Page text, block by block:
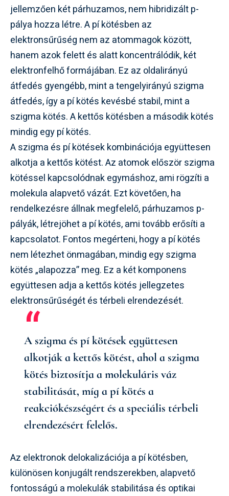
jellemzően két párhuzamos, nem hibridizált p-
pálya hozza létre. A pí kötésben az
elektronsűrűség nem az atommagok között,
hanem azok felett és alatt koncentrálódik, két
elektronfelhő formájában. Ez az oldalirányú
átfedés gyengébb, mint a tengelyirányú szigma
átfedés, így a pí kötés kevésbé stabil, mint a
szigma kötés. A kettős kötésben a második kötés
mindig egy pí kötés.
A szigma és pí kötések kombinációja együttesen
alkotja a kettős kötést. Az atomok először szigma
kötéssel kapcsolódnak egymáshoz, ami rögzíti a
molekula alapvető vázát. Ezt követően, ha
rendelkezésre állnak megfelelő, párhuzamos p-
pályák, létrejöhet a pí kötés, ami tovább erősíti a
kapcsolatot. Fontos megérteni, hogy a pí kötés
nem létezhet önmagában, mindig egy szigma
kötés „alapozza” meg. Ez a két komponens
együttesen adja a kettős kötés jellegzetes
elektronsűrűségét és térbeli elrendezését.
A szigma és pí kötések együttesen
alkotják a kettős kötést, ahol a szigma
kötés biztosítja a molekuláris váz
stabilitását, míg a pí kötés a
reakciókészségért és a speciális térbeli
elrendezésért felelős.
Az elektronok delokalizációja a pí kötésben,
különösen konjugált rendszerekben, alapvető
fontosságú a molekulák stabilitása és optikai